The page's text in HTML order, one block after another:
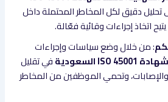
تحليل دقيق لكل المخاطر المحتملة داخل
اتخاذ إجراءات وقائية فعّالة.
: من خلال وضع سياسات وإجراءات
شهادة ISO 45001 السعودية
في تقليل
وتحمي الموظفين من المخاطر